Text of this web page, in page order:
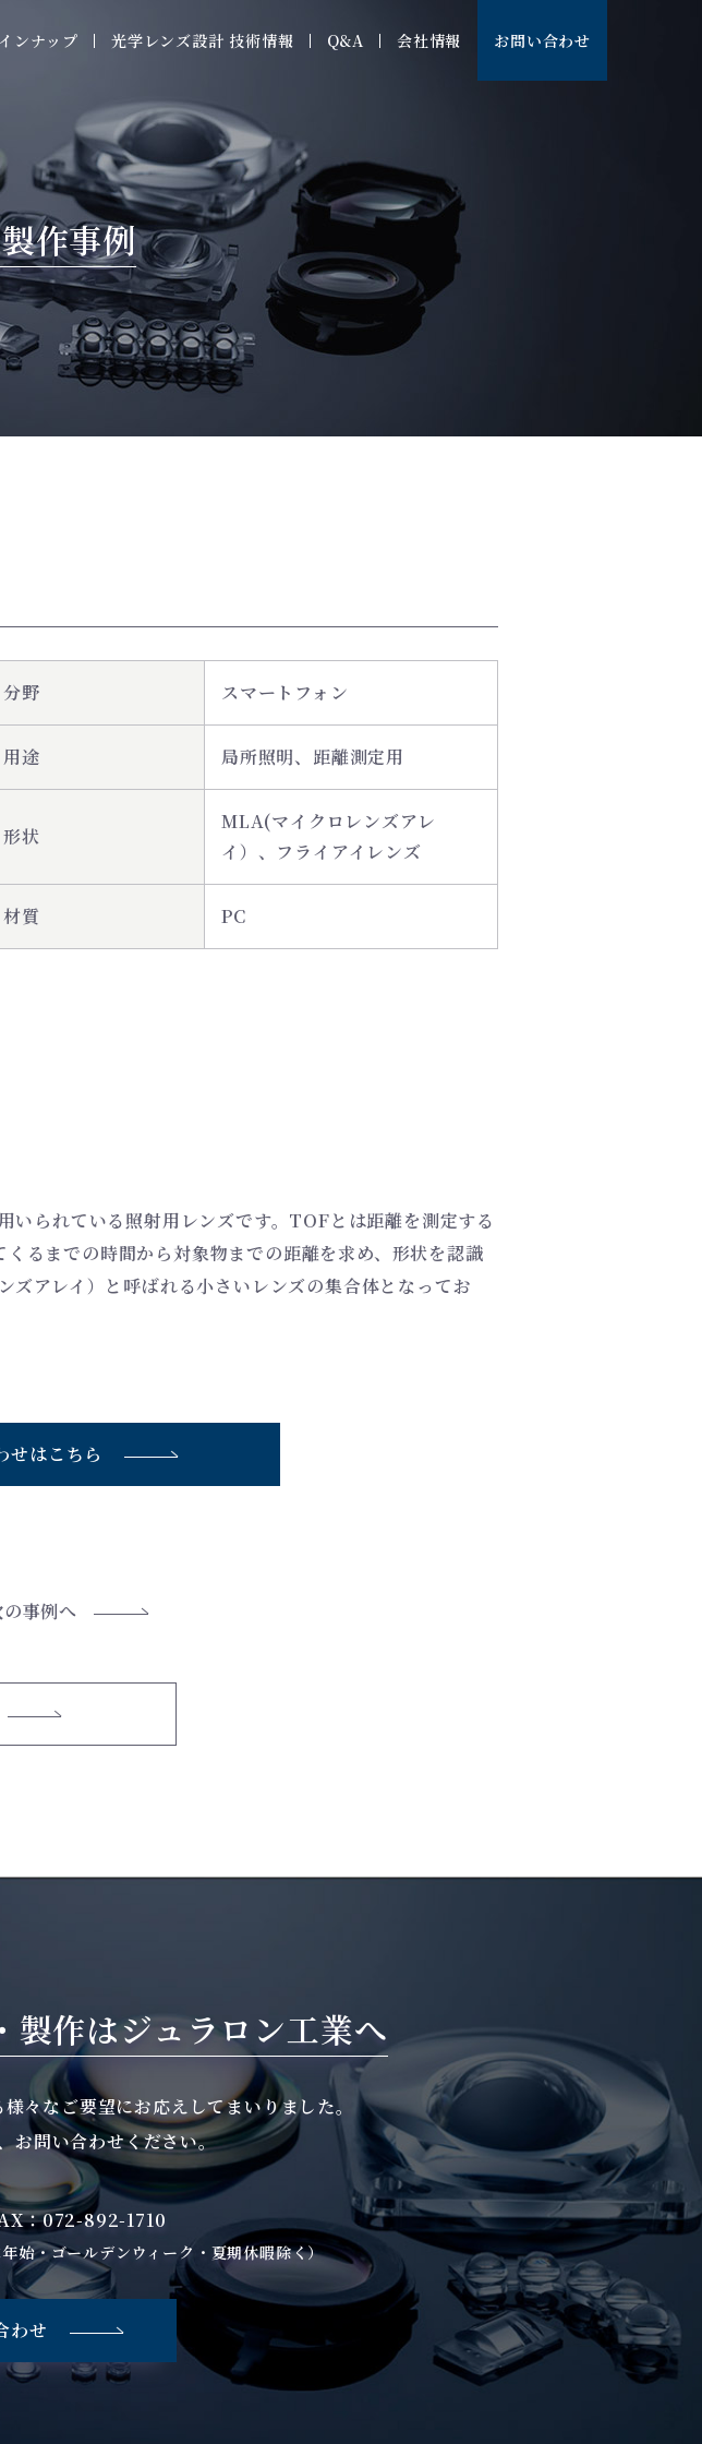
ンナップ 光学レンズ設計 技術情報 Q&A 会社情報 お問い合わせ
作事例
分野 スマートフォン
用途 局所照明、距離測定用
形状
MLA(マイクロレンズアレ
イ）、フライアイレンズ
材質 PC
いられている照射用レンズです。TOFとは距離を測定する
るまでの時間から対象物までの距離を求め、形状を認識
アレイ）と呼ばれる小さいレンズの集合体となってお
せはこちら
事例へ
製作はジュラロン工業へ
々なご要望にお応えしてまいりました。
お問い合わせください。
：072-892-1710
・ゴールデンウィーク・夏期休暇除く）
わせ